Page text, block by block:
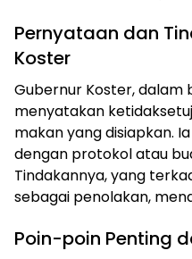
Pernyataan dan
Koster
Gubernur Koster,
menyatakan
makan yang disiapkan.
dengan protokol atau
Tindakannya, yang
sebagai penolakan,
Poin-poin Penting